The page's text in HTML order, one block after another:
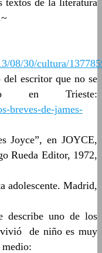
textos de la literatura
08/30/cultura/
escritor que no se
en Trieste:
breves-de-james-
Joyce”, en JOYCE,
Rueda Editor, 1972,
adolescente. Madrid,
uno de los
vivió de niño es muy
medio: